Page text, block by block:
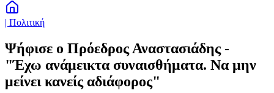
| Πολιτική
Ψήφισε ο Πρόεδρος Αναστασιάδης -
"Έχω ανάμεικτα συναισθήματα. Να μην
μείνει κανείς αδιάφορος"